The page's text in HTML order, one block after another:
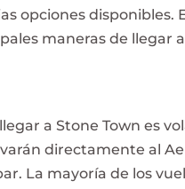
opciones disponibles.
maneras de llegar
a Stone Town es
directamente al
La mayoría de los